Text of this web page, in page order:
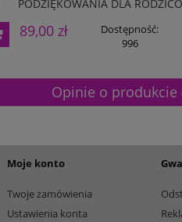
PODZIĘKOWANIA DLA
89,00 zł
Dostępność:
996
Opinie o produkcie
Moje konto
Twoje zamówienia
Ustawienia konta